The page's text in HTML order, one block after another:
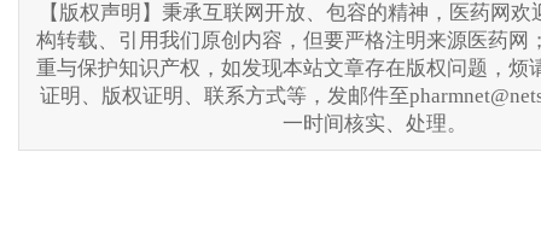
【版权声明】秉承互联网开放、包容的精神，医药网
构转载、引用我们原创内容，但要严格注明来源医药网
重与保护知识产权，如发现本站文章存在版权问题，烦
证明、版权证明、联系方式等，发邮件至
一时间核实、处理。